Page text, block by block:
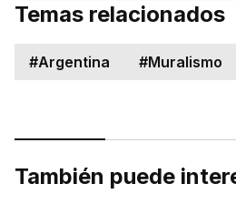
Temas relacionados
#Argentina #Muralismo
También puede